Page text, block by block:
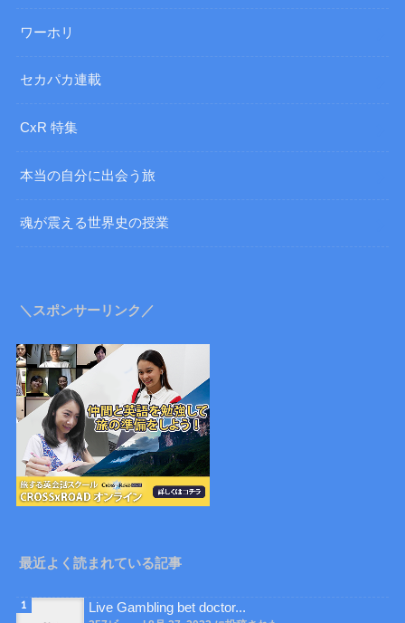
ワーホリ
セカパカ連載
CxR 特集
本当の自分に出会う旅
魂が震える世界史の授業
＼スポンサーリンク／
最近よく読まれている記事
Live Gambling bet doctor...